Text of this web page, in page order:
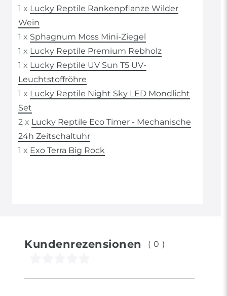
1 x Lucky Reptile Rankenpflanze Wilder
Wein
1 x Sphagnum Moss Mini-Ziegel
1 x Lucky Reptile Premium Rebholz
1 x Lucky Reptile UV Sun T5 UV-
Leuchtstoffröhre
1 x Lucky Reptile Night Sky LED Mondlicht
Set
2 x Lucky Reptile Eco Timer - Mechanische
24h Zeitschaltuhr
1 x Exo Terra Big Rock
Kundenrezensionen (0)